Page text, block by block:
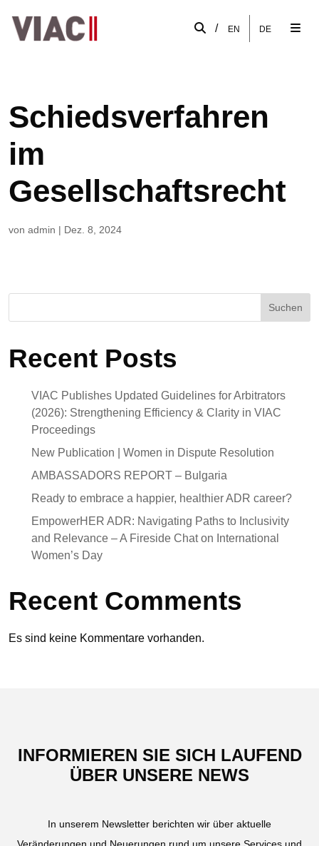
/ EN DE
Schiedsverfahren
im
Gesellschaftsrecht
von admin | Dez. 8, 2024
Suchen
Recent Posts
VIAC Publishes Updated Guidelines for Arbitrators
(2026): Strengthening Efficiency & Clarity in VIAC
Proceedings
New Publication | Women in Dispute Resolution
AMBASSADORS REPORT – Bulgaria
Ready to embrace a happier, healthier ADR career?
EmpowerHER ADR: Navigating Paths to Inclusivity
and Relevance – A Fireside Chat on International
Women’s Day
Recent Comments
Es sind keine Kommentare vorhanden.
INFORMIEREN SIE SICH LAUFEND
ÜBER UNSERE NEWS
In unserem Newsletter berichten wir über aktuelle